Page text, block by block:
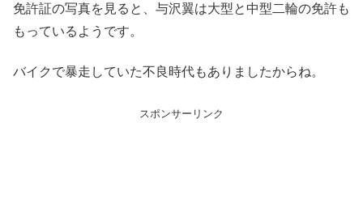
免許証の写真を見ると、与沢翼は大型と中型二輪の免許も
もっているようです。
バイクで暴走していた不良時代もありましたからね。
スポンサーリンク